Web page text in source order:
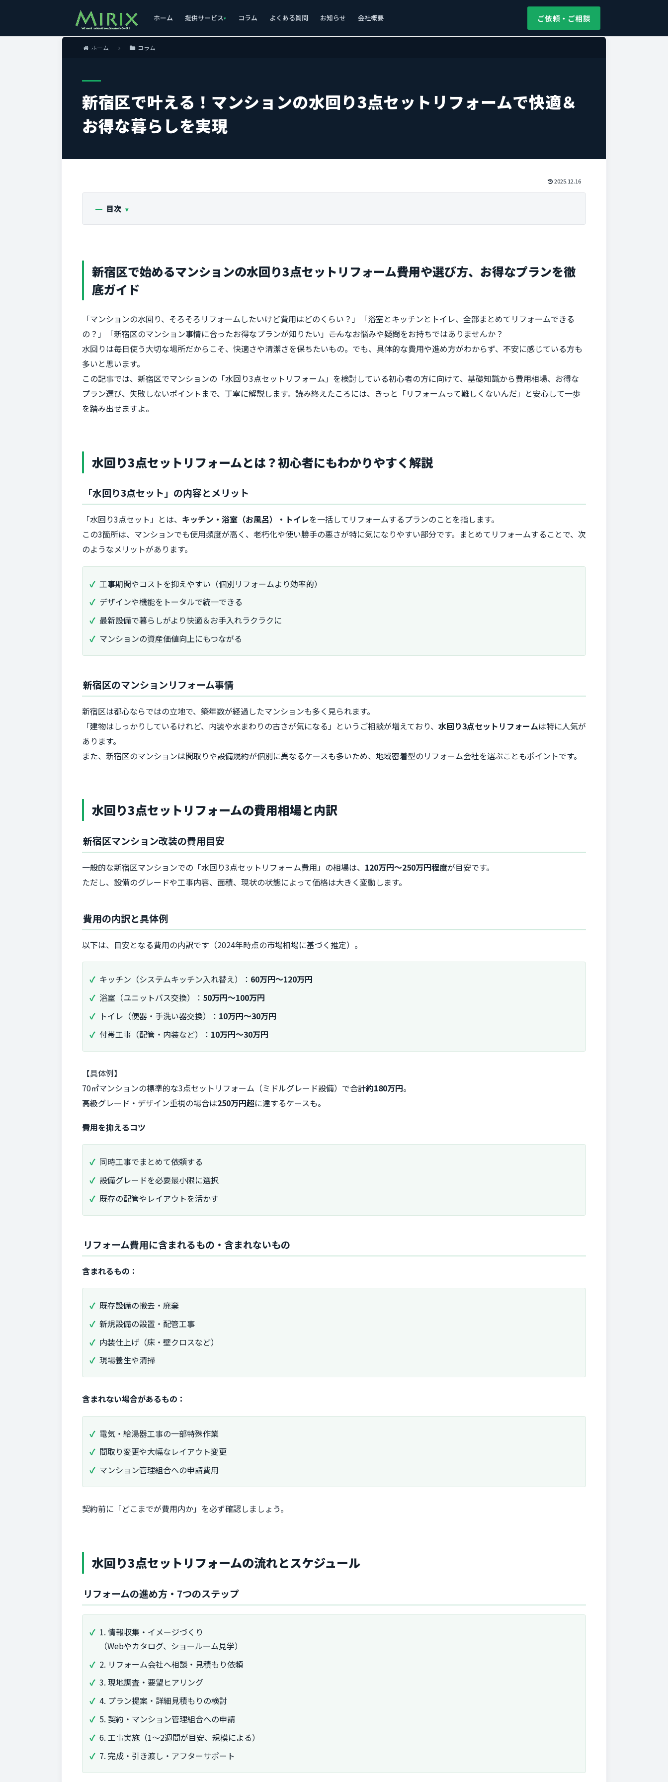
ご依頼・ご相談
ホーム 提供サービス コラム よくある質問 お知らせ 会社概要
ホーム コラム
新宿区で叶える！マンションの水回り3点セットリフォームで快適＆
お得な暮らしを実現
2025.12.16
目次
新宿区で始めるマンションの水回り3点セットリフォーム――費用や選び方、お得なプランを徹
底ガイド
「マンションの水回り、そろそろリフォームしたいけど費用はどのくらい？」「浴室とキッチンとトイレ、全部まとめてリフォームできる
の？」「新宿区のマンション事情に合ったお得なプランが知りたい」――こんなお悩みや疑問をお持ちではありませんか？
水回りは毎日使う大切な場所だからこそ、快適さや清潔さを保ちたいもの。でも、具体的な費用や進め方がわからず、不安に感じている方も
多いと思います。
この記事では、新宿区でマンションの「水回り3点セットリフォーム」を検討している初心者の方に向けて、基礎知識から費用相場、お得な
プラン選び、失敗しないポイントまで、丁寧に解説します。読み終えたころには、きっと「リフォームって難しくないんだ」と安心して一歩
を踏み出せますよ。
水回り3点セットリフォームとは？初心者にもわかりやすく解説
「水回り3点セット」の内容とメリット
「水回り3点セット」とは、 キッチン・浴室（お風呂）・トイレを一括してリフォームするプランのことを指します。
この3箇所は、マンションでも使用頻度が高く、老朽化や使い勝手の悪さが特に気になりやすい部分です。まとめてリフォームすることで、次
のようなメリットがあります。
工事期間やコストを抑えやすい（個別リフォームより効率的）
デザインや機能をトータルで統一できる
最新設備で暮らしがより快適＆お手入れラクラクに
マンションの資産価値向上にもつながる
新宿区のマンションリフォーム事情
新宿区は都心ならではの立地で、築年数が経過したマンションも多く見られます。
「建物はしっかりしているけれど、内装や水まわりの古さが気になる」というご相談が増えており、 水回り3点セットリフォームは特に人気が
あります。
また、新宿区のマンションは間取りや設備規約が個別に異なるケースも多いため、地域密着型のリフォーム会社を選ぶこともポイントです。
水回り3点セットリフォームの費用相場と内訳
新宿区マンション改装の費用目安
一般的な新宿区マンションでの「水回り3点セットリフォーム費用」の相場は、 120万円～250万円程度が目安です。
ただし、設備のグレードや工事内容、面積、現状の状態によって価格は大きく変動します。
費用の内訳と具体例
以下は、目安となる費用の内訳です（2024年時点の市場相場に基づく推定）。
キッチン（システムキッチン入れ替え）： 60万円～120万円
浴室（ユニットバス交換）： 50万円～100万円
トイレ（便器・手洗い器交換）： 10万円～30万円
付帯工事（配管・内装など）： 10万円～30万円
【具体例】
70㎡マンションの標準的な3点セットリフォーム（ミドルグレード設備）で合計約180万円。
高級グレード・デザイン重視の場合は250万円超に達するケースも。
費用を抑えるコツ
同時工事でまとめて依頼する
設備グレードを必要最小限に選択
既存の配管やレイアウトを活かす
リフォーム費用に含まれるもの・含まれないもの
含まれるもの：
既存設備の撤去・廃棄
新規設備の設置・配管工事
内装仕上げ（床・壁クロスなど）
現場養生や清掃
含まれない場合があるもの：
電気・給湯器工事の一部特殊作業
間取り変更や大幅なレイアウト変更
マンション管理組合への申請費用
契約前に「どこまでが費用内か」を必ず確認しましょう。
水回り3点セットリフォームの流れとスケジュール
リフォームの進め方・7つのステップ
1. 情報収集・イメージづくり
（Webやカタログ、ショールーム見学）
2. リフォーム会社へ相談・見積もり依頼
3. 現地調査・要望ヒアリング
4. プラン提案・詳細見積もりの検討
5. 契約・マンション管理組合への申請
6. 工事実施（1～2週間が目安、規模による）
7. 完成・引き渡し・アフターサポート